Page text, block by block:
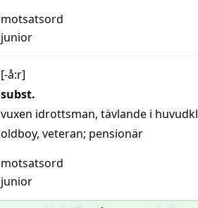
motsatsord
junior
Uttal:
[-å:r]
subst.
vuxen idrottsman, tävlande i
oldboy, veteran; pensionär
motsatsord
junior